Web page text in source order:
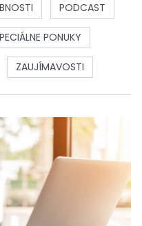
PODCAST
PONUKY
ZAUJÍMAVOSTI